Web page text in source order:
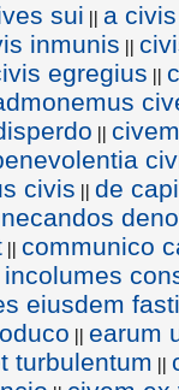
sui || a civis
inmunis ||
egregius ||
||
civis || de
|| communico
eiusdem
|| earum
turbulentum ||